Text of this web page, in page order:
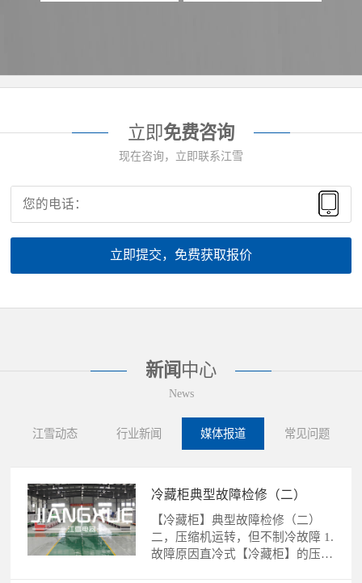
立即免费咨询
现在咨询，立即联系江雪
立即提交，免费获取报价
新闻 中心
News
江雪动态 行业新闻 媒体报道 常见问题
冷藏柜典型故障检修（二）
【冷藏柜】典型故障检修（二）
二，压缩机运转，但不制冷故障 1.
故障原因直冷式【冷藏柜】的压缩